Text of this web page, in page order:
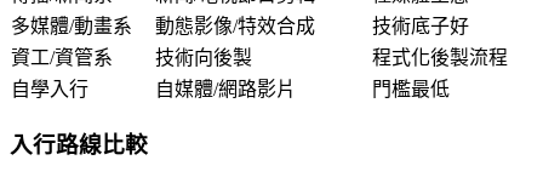
多媒體/動畫系
動態影像/特效合成
技術底子好
資工/資管系
技術向後製
程式化後製流程
自學入行
自媒體/網路影片 門檻最低
入行路線比較